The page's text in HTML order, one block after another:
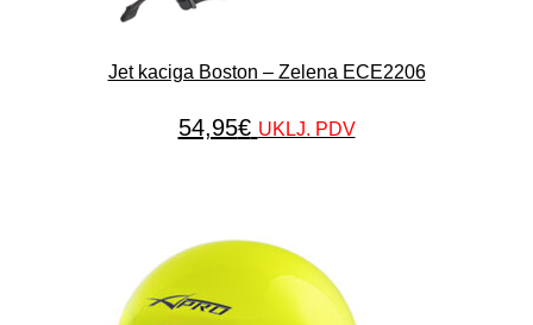
Jet kaciga Boston – Zelena ECE2206
54,95€ UKLJ. PDV